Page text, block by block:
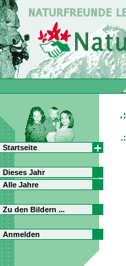
Startseite
Dieses Jahr
Alle Jahre
Zu den Bildern ...
Anmelden